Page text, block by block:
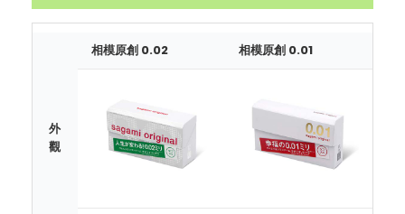
相模原創 0.02 相模原創 0.01
外
觀